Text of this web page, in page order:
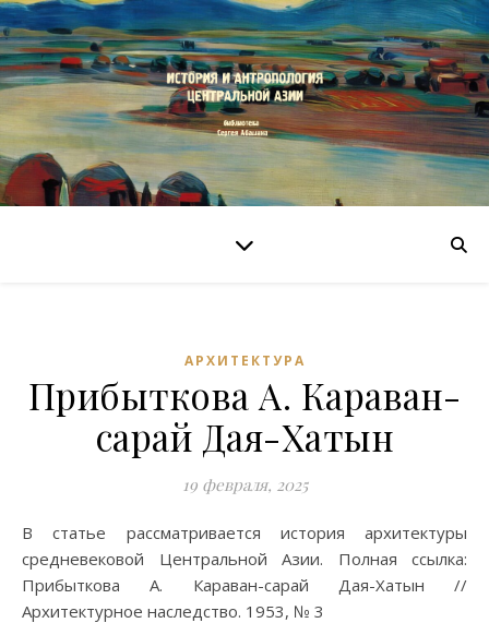
АРХИТЕКТУРА
Прибыткова А. Караван-
сарай Дая-Хатын
19 февраля, 2025
В статье рассматривается история архитектуры
средневековой Центральной Азии. Полная ссылка:
Прибыткова А. Караван-сарай Дая-Хатын //
Архитектурное наследство. 1953, № 3